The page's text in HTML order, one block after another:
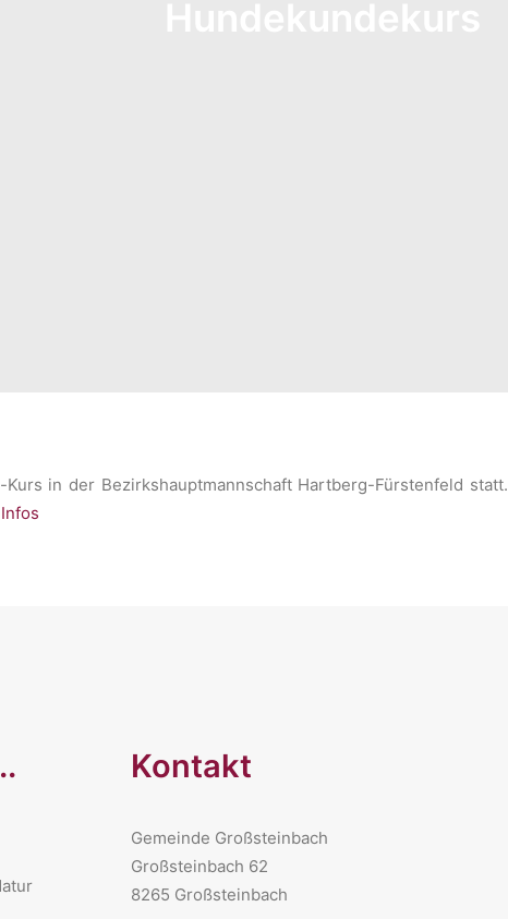
in der Bezirkshauptmannschaft Hartberg-Fürstenfeld statt.
Kontakt
Gemeinde Großsteinbach
Großsteinbach 62
8265 Großsteinbach